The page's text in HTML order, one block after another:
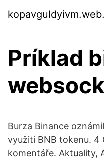
Príklad
Burza Binance
využití BNB tokenu. 4
komentáře. Aktuality,